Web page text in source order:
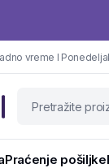
vreme I
Praćenje pošiljke